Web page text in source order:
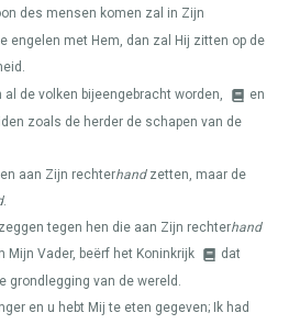
des mensen komen zal in Zijn
engelen met Hem, dan zal Hij zitten op de
al de volken bijeengebracht worden,
en
zoals de herder de schapen van de
aan Zijn rechterhandzetten, maar de
.
tegen hen die aan Zijn rechterhand
Mijn Vader, beërf het Koninkrijk
dat
grondlegging van de wereld.
en u hebt Mij te eten gegeven; Ik had